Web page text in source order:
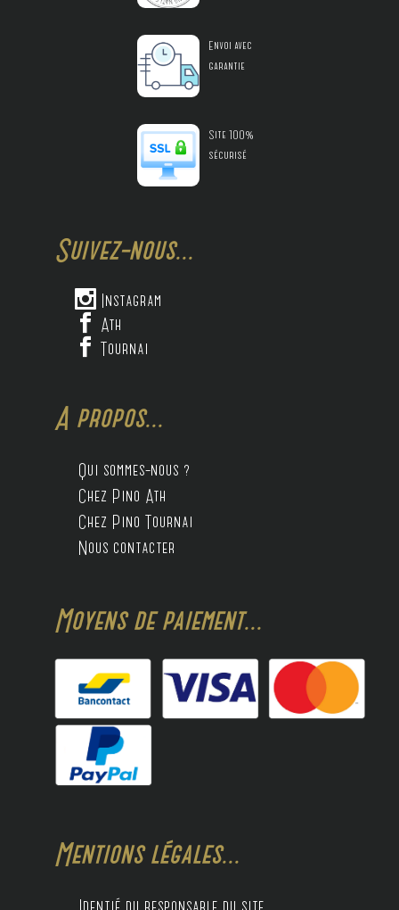
Envoi avec
garantie
Site 100%
sécurisé
Suivez-nous...
 Instagram
 Ath
 Tournai
A propos...
Qui sommes-nous ?
Chez Pino Ath
Chez Pino Tournai
Nous contacter
Moyens de paiement...
Mentions légales...
Identié du responsable du site